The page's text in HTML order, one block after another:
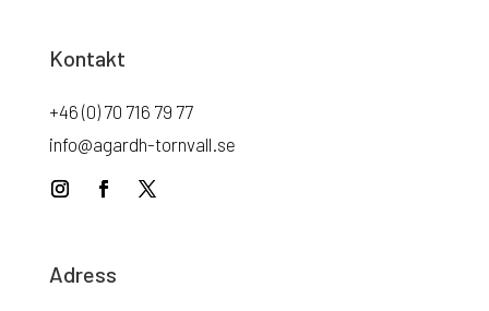
Kontakt
+46 (0) 70 716 79 77
info@agardh-tornvall.se
Adress